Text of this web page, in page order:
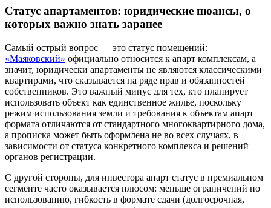
Статус апартаментов: юридические нюансы, о
которых важно знать заранее
Самый острый вопрос — это статус помещений:
«Маяковский» официально относится к апарт комплексам, а
значит, юридически апартаменты не являются классическими
квартирами, что сказывается на ряде прав и обязанностей
собственников. Это важный минус для тех, кто планирует
использовать объект как единственное жилье, поскольку
режим использования земли и требования к объектам апарт
формата отличаются от стандартного многоквартирного дома,
а прописка может быть оформлена не во всех случаях, в
зависимости от статуса конкретного комплекса и решений
органов регистрации.
С другой стороны, для инвестора апарт статус в премиальном
сегменте часто оказывается плюсом: меньше ограничений по
использованию, гибкость в формате сдачи (долгосрочная,